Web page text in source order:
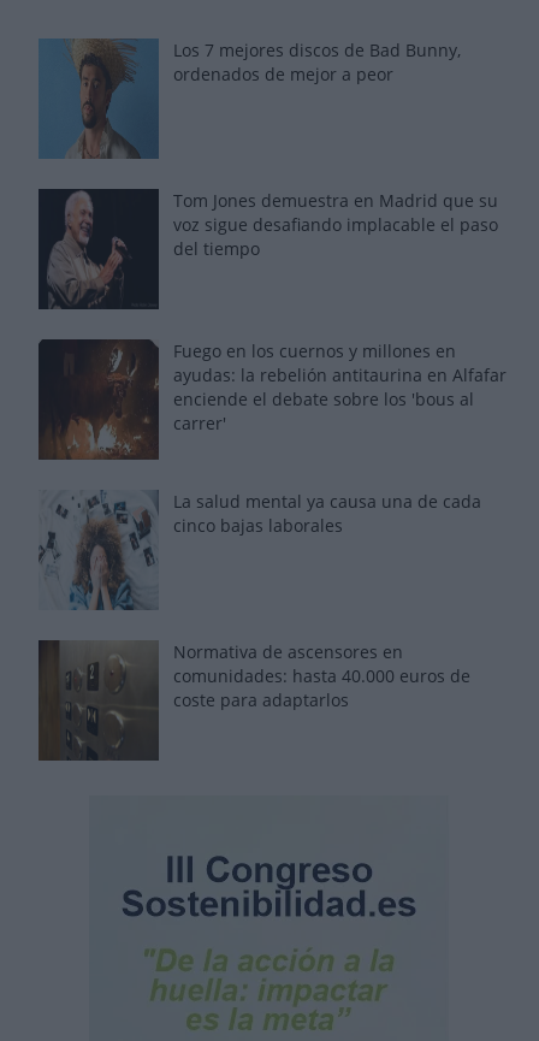
Los 7 mejores discos de Bad Bunny,
ordenados de mejor a peor
Tom Jones demuestra en Madrid que su
voz sigue desafiando implacable el paso
del tiempo
Fuego en los cuernos y millones en
ayudas: la rebelión antitaurina en Alfafar
enciende el debate sobre los 'bous al
carrer'
La salud mental ya causa una de cada
cinco bajas laborales
Normativa de ascensores en
comunidades: hasta 40.000 euros de
coste para adaptarlos